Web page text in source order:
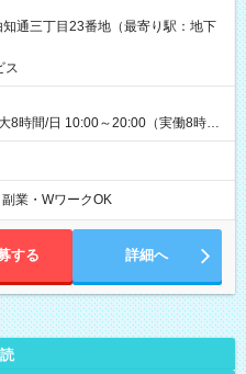
期間】試用期間な
通三丁目23番地（最寄り駅：地下
ス
8時間/日 10:00～20:00（実働8時間
方歓迎！ ★「他の曜日で働きた
相談ください。 ※残業は原則あり
業・WワークOK
する 詳細へ